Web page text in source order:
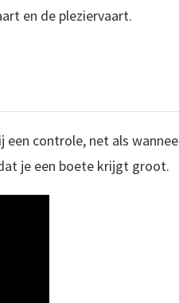
en de pleziervaart.
controle, net als
je een boete krijgt groot.